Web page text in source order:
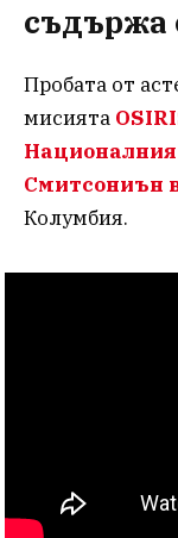
съдържа
Пробата от
мисията
Смитсониън
Колумбия.